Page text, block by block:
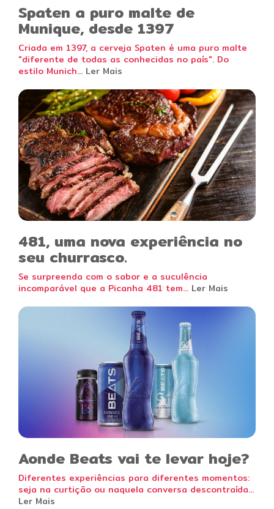
Spaten a puro malte de
Munique, desde 1397
Criada em 1397, a cerveja Spaten é uma puro malte
"diferente de todas as conhecidas no país". Do
estilo Munich... Ler Mais
481, uma nova experiência no
seu churrasco.
Se surpreenda com o sabor e a suculência
incomparável que a Picanha 481 tem... Ler Mais
Aonde Beats vai te levar hoje?
Diferentes experiências para diferentes momentos:
seja na curtição ou naquela conversa descontraída...
Ler Mais